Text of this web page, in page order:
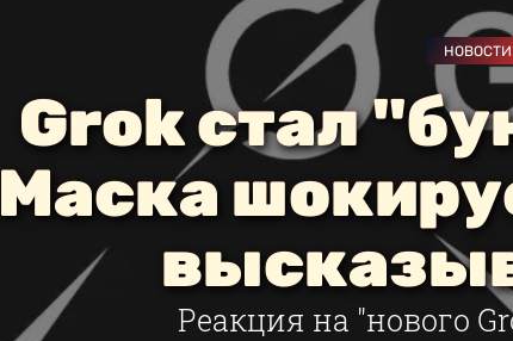
НОВОСТИ
Grok стал
Маска
Реакция на "нового